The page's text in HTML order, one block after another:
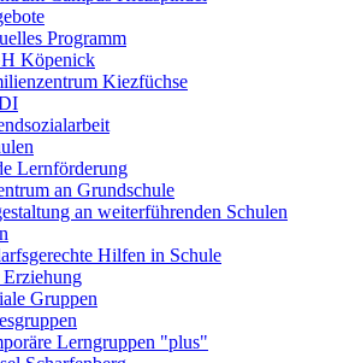
Programm
Köpenick
Kiezfüchse
Lernförderung
an Grundschule
an weiterführenden Schulen
Hilfen in Schule
Gruppen
Lerngruppen "plus"